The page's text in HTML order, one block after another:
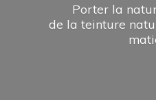
Porter la
de la teinture